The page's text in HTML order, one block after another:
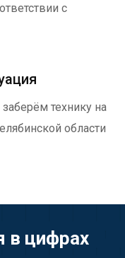
с
технику на
области
в цифрах